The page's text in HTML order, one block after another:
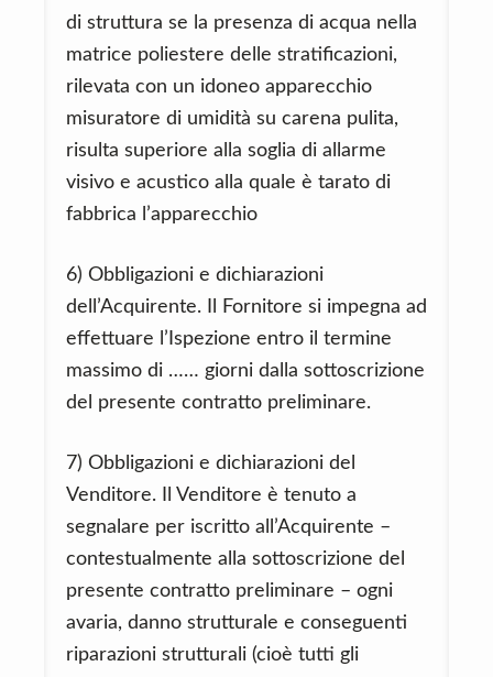
di struttura se la presenza di acqua nella
matrice poliestere delle stratificazioni,
rilevata con un idoneo apparecchio
misuratore di umidità su carena pulita,
risulta superiore alla soglia di allarme
visivo e acustico alla quale è tarato di
fabbrica l’apparecchio
6) Obbligazioni e dichiarazioni
dell’Acquirente. Il Fornitore si impegna ad
effettuare l’Ispezione entro il termine
massimo di …… giorni dalla sottoscrizione
del presente contratto preliminare.
7) Obbligazioni e dichiarazioni del
Venditore. Il Venditore è tenuto a
segnalare per iscritto all’Acquirente –
contestualmente alla sottoscrizione del
presente contratto preliminare – ogni
avaria, danno strutturale e conseguenti
riparazioni strutturali (cioè tutti gli